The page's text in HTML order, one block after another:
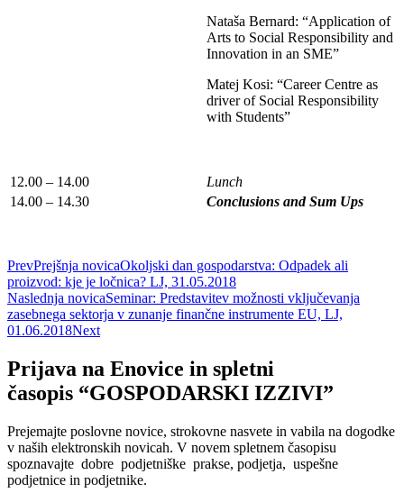
Nataša Bernard: “Application of
Arts to Social Responsibility and
Innovation in an SME”
Matej Kosi: “Career Centre as
driver of Social Responsibility
with Students”
12.00 – 14.00
Lunch
14.00 – 14.30
Conclusions and Sum Ups
PrevPrejšnja novicaOkoljski dan gospodarstva: Odpadek ali
proizvod: kje je ločnica? LJ, 31.05.2018
Naslednja novicaSeminar: Predstavitev možnosti vključevanja
zasebnega sektorja v zunanje finančne instrumente EU, LJ,
01.06.2018Next
Prijava na Enovice in spletni
časopis “GOSPODARSKI IZZIVI”
Prejemajte poslovne novice, strokovne nasvete in vabila na dogodke
v naših elektronskih novicah. V novem spletnem časopisu
spoznavajte dobre podjetniške prakse, podjetja, uspešne
podjetnice in podjetnike.